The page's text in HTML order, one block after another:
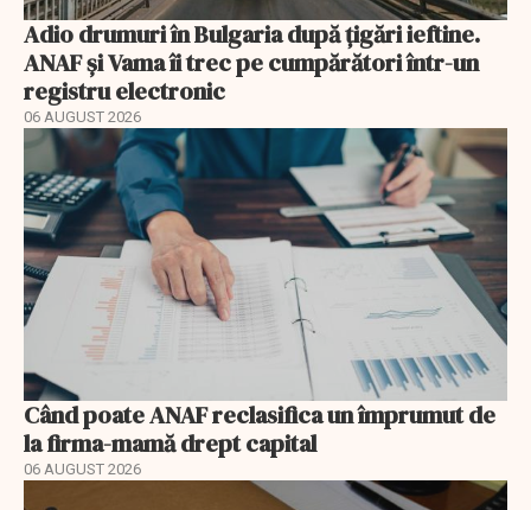
Adio drumuri în Bulgaria după țigări ieftine.
ANAF și Vama îi trec pe cumpărători într-un
registru electronic
06 AUGUST 2026
Când poate ANAF reclasifica un împrumut de
la firma-mamă drept capital
06 AUGUST 2026